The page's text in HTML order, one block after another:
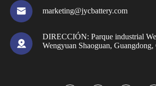
 marketing@jycbattery.com

DIRECCIÓN: Parque industrial
Wengyuan Shaoguan, Guangdong,